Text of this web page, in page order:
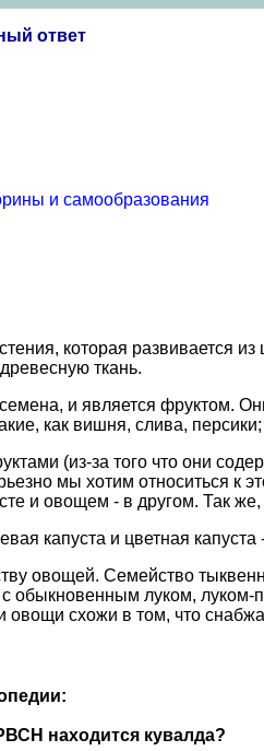
ответ
и самообразования
которая развивается
ткань.
и является
как вишня, слива,
(из-за того что они
мы хотим относиться
и овощем - в другом. Так
капуста и цветная
овощей. Семейство
обыкновенным луком,
схожи в том, что
находится кувалда?